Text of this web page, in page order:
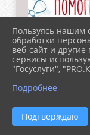
Пользуясь нашим
обработки
веб-сайт и
сервисы
"Госуслуги",
Подробнее
Подтверждаю